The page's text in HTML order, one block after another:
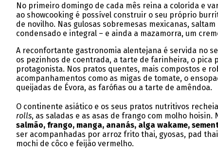
No primeiro domingo de cada mês reina a colorida e
ao showcooking é possível construir o seu próprio
de novilho. Nas gulosas sobremesas mexicanas,
condensado e integral – e ainda a mazamorra, um
A reconfortante gastronomia alentejana é servida no
os pezinhos de coentrada, a tarte de farinheira, o pica
protagonista. Nos pratos quentes, mais compostos e
acompanhamentos como as migas de tomate, o
queijadas de Évora, as farófias ou a tarte de amêndoa.
O continente asiático e os seus pratos nutritivos
rolls, as saladas e as asas de frango com molho
salmão, frango, manga, ananás, alga wakame,
ser acompanhadas por arroz frito thai, gyosas, pad
mochi de côco e feijão vermelho.